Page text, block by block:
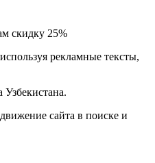
скидку 25%
рекламные тексты,
сайта в поиске и